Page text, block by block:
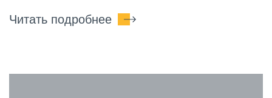
Читать подробнее